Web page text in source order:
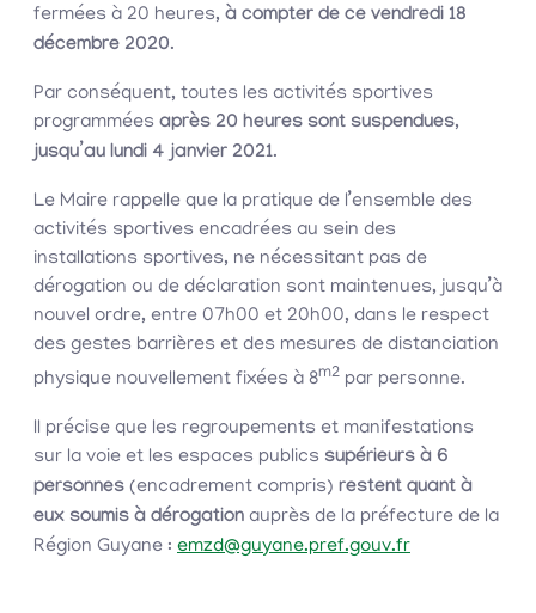
fermées à 20 heures, à compter de ce vendredi 18
décembre 2020.
Par conséquent, toutes les activités sportives
programmées après 20 heures sont suspendues,
jusqu’au lundi 4 janvier 2021.
Le Maire rappelle que la pratique de l’ensemble des
activités sportives encadrées au sein des
installations sportives, ne nécessitant pas de
dérogation ou de déclaration sont maintenues, jusqu’à
nouvel ordre, entre 07h00 et 20h00, dans le respect
des gestes barrières et des mesures de distanciation
physique nouvellement fixées à 8m2 par personne.
Il précise que les regroupements et manifestations
sur la voie et les espaces publics supérieurs à 6
personnes (encadrement compris) restent quant à
eux soumis à dérogation auprès de la préfecture de la
Région Guyane : emzd@guyane.pref.gouv.fr